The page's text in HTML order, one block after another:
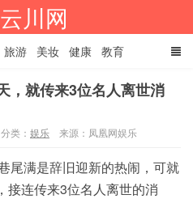
川网
旅游 美妆 健康 教育
，就传来3位名人离世消
分类： 娱乐 来源：凤凰网娱乐
尾满是辞旧迎新的热闹，可就
接连传来3位名人离世的消